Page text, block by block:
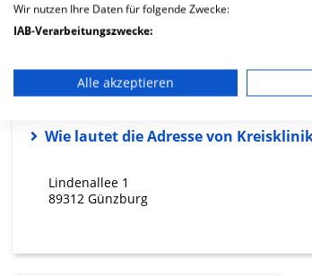
FAQ
Hier ﬁnden Sie häuﬁg gestellte Fragen zu
Wie lautet die Adresse von
Lindenallee 1
89312 Günzburg
Wir nutzen Ihre Daten für folgende Zwecke:
IAB-Verarbeitungszwecke:
Verwendung reduzierter Daten zur Auswahl
Erstellung von Profilen für personalisierte
Erstellung von Profilen zur Personalisierung
Alle akzeptieren